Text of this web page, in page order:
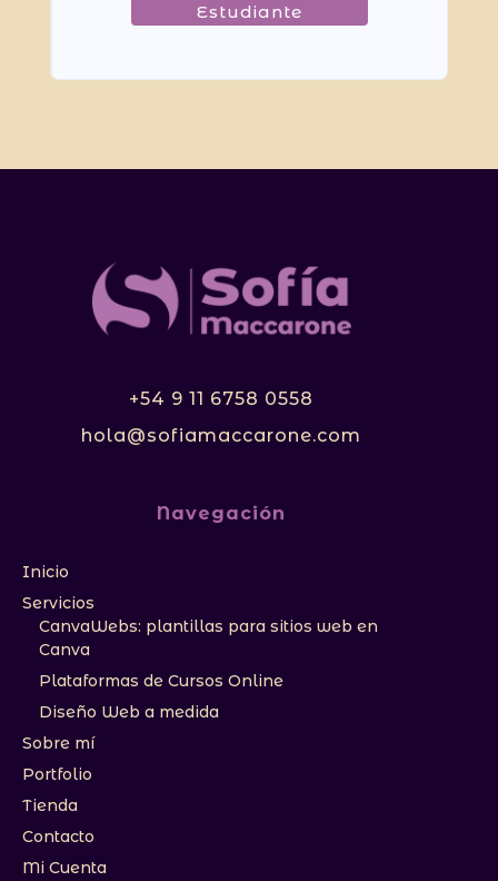
Estudiante
+54 9 11 6758 0558
hola@sofiamaccarone.com
Navegación
Inicio
Servicios
CanvaWebs: plantillas para sitios web en
Canva
Plataformas de Cursos Online
Diseño Web a medida
Sobre mí
Portfolio
Tienda
Contacto
Mi Cuenta